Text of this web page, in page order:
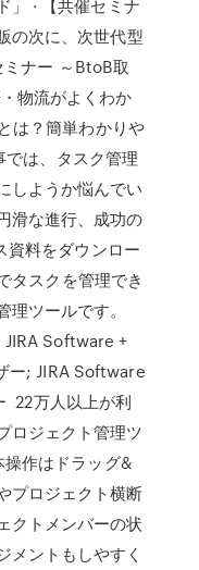
」 · 【共催セミナ
の次に、次世代型
ナー ～BtoB取
物流がよくわか
は？簡単わかりや
は、タスク管理
しようか悩んでい
滑な進行、成功の
資料をダウンロー
タスクを管理でき
ツールです。
Software +
ー; JIRA Software
22万人以上が利
ロジェクト管理ツ
作はドラッグ&
プロジェクト横断
クトメンバーの状
メントもしやすく